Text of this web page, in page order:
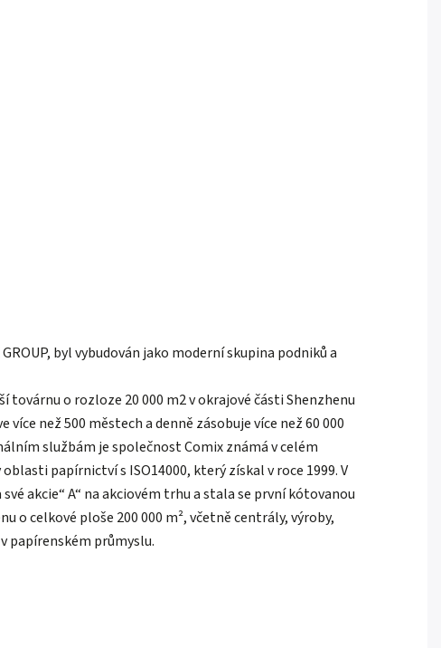
byl vybudován jako moderní skupina podniků a
o rozloze 20 000 m2 v okrajové části Shenzhenu
než 500 městech a denně zásobuje více než 60 000
službám je společnost Comix známá v celém
papírnictví s ISO14000, který získal v roce 1999. V
akcie“ A“ na akciovém trhu a stala se první kótovanou
o celkové ploše 200 000 m², včetně centrály, výroby,
papírenském průmyslu.